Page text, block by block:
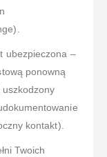
ubezpieczona –
ponowną
uszkodzony
kontakt).
Twoich